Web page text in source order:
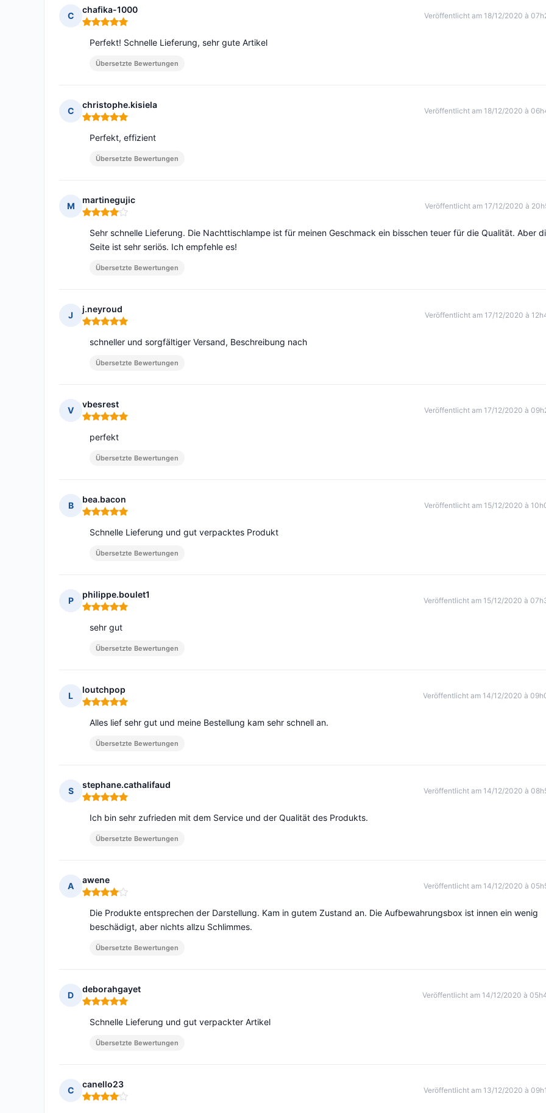
C
chafika-1000
Hinweis: 5 von 5
Veröffentlicht am 18/12/2020 à
Perfekt! Schnelle Lieferung, sehr gute Artikel
Übersetzte Bewertungen
C
christophe.kisiela
Hinweis: 5 von 5
Veröffentlicht am 18/12/2020 à
Perfekt, effizient
Übersetzte Bewertungen
M
martinegujic
Hinweis: 4 von 5
Veröffentlicht am 17/12/2020 à
Sehr schnelle Lieferung. Die Nachttischlampe ist für meinen Geschmack ein bisschen teuer für die Qualität. Aber
Seite ist sehr seriös. Ich empfehle es!
Übersetzte Bewertungen
J
j.neyroud
Hinweis: 5 von 5
Veröffentlicht am 17/12/2020 à
schneller und sorgfältiger Versand, Beschreibung nach
Übersetzte Bewertungen
V
vbesrest
Hinweis: 5 von 5
Veröffentlicht am 17/12/2020 à
perfekt
Übersetzte Bewertungen
B
bea.bacon
Hinweis: 5 von 5
Veröffentlicht am 15/12/2020 à
Schnelle Lieferung und gut verpacktes Produkt
Übersetzte Bewertungen
P
philippe.boulet1
Hinweis: 5 von 5
Veröffentlicht am 15/12/2020 à
sehr gut
Übersetzte Bewertungen
L
loutchpop
Hinweis: 5 von 5
Veröffentlicht am 14/12/2020 à
Alles lief sehr gut und meine Bestellung kam sehr schnell an.
Übersetzte Bewertungen
S
stephane.cathalifaud
Hinweis: 5 von 5
Veröffentlicht am 14/12/2020 à
Ich bin sehr zufrieden mit dem Service und der Qualität des Produkts.
Übersetzte Bewertungen
A
awene
Hinweis: 4 von 5
Veröffentlicht am 14/12/2020 à
Die Produkte entsprechen der Darstellung. Kam in gutem Zustand an. Die Aufbewahrungsbox ist innen ein wenig
beschädigt, aber nichts allzu Schlimmes.
Übersetzte Bewertungen
D
deborahgayet
Hinweis: 5 von 5
Veröffentlicht am 14/12/2020 à
Schnelle Lieferung und gut verpackter Artikel
Übersetzte Bewertungen
C
canello23
Hinweis: 4 von 5
Veröffentlicht am 13/12/2020 à